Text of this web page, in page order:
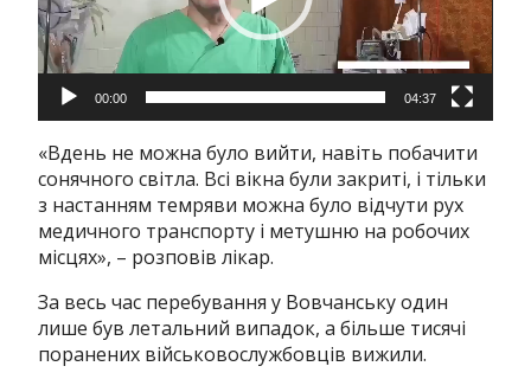
00:00 04:37
«Вдень не можна було вийти, навіть побачити
сонячного світла. Всі вікна були закриті, і тільки
з настанням темряви можна було відчути рух
медичного транспорту і метушню на робочих
місцях», – розповів лікар.
За весь час перебування у Вовчанську один
лише був летальний випадок, а більше тисячі
поранених військовослужбовців вижили.